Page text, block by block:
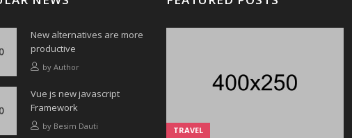
New alternatives are more
productive
by Author
Vue js new javascript
Framework
by Besim Dauti TRAVEL